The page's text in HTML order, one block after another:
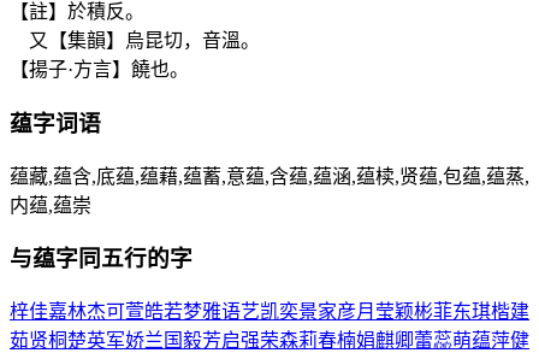
【註】於積反。
又【集韻】烏昆切，音溫。
【揚子·方言】饒也。
蕴字词语
蕴藏,蕴含,底蕴,蕴藉,蕴蓄,意蕴,含蕴,蕴涵,蕴椟,贤蕴,包蕴,蕴蒸,
内蕴,蕴崇
与蕴字同五行的字
梓佳嘉林杰可萱皓若梦雅语艺凯奕景家彦月 莹颖彬菲东琪楷建
茹贤桐 楚英军娇兰 国毅芳启强荣森莉春楠娟麒卿蕾蕊萌蕴萍健